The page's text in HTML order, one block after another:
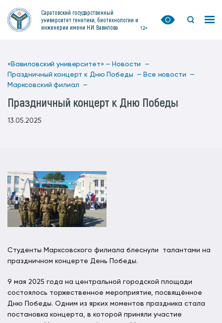
Саратовский государственный
университет генетики, биотехнологии и
инженерии имени Н.И. Вавилова
12+
«Вавиловский университет» — Новости —
Праздничный концерт к Дню Победы — Все новости —
Марксовский филиал —
Праздничный концерт к Дню Победы
13.05.2025
Студенты Марксовского филиала блеснули талантами на
праздничном концерте День Победы.
9 мая 2025 года на центральной городской площади
состоялось торжественное мероприятие, посвящённое
Дню Победы. Одним из ярких моментов праздника стала
постановка концерта, в которой приняли участие